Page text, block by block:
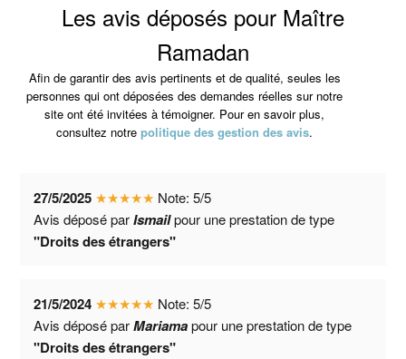
Les avis déposés pour Maître
Ramadan
Afin de garantir des avis pertinents et de qualité, seules les
personnes qui ont déposées des demandes réelles sur notre
site ont été invitées à témoigner. Pour en savoir plus,
consultez notrepolitique des gestion des avis.
27/5/2025 ★★★★★ Note:5/5
Avis déposé parIsmailpour une prestation de type
"Droits des étrangers"
21/5/2024 ★★★★★ Note:5/5
Avis déposé parMariamapour une prestation de type
"Droits des étrangers"